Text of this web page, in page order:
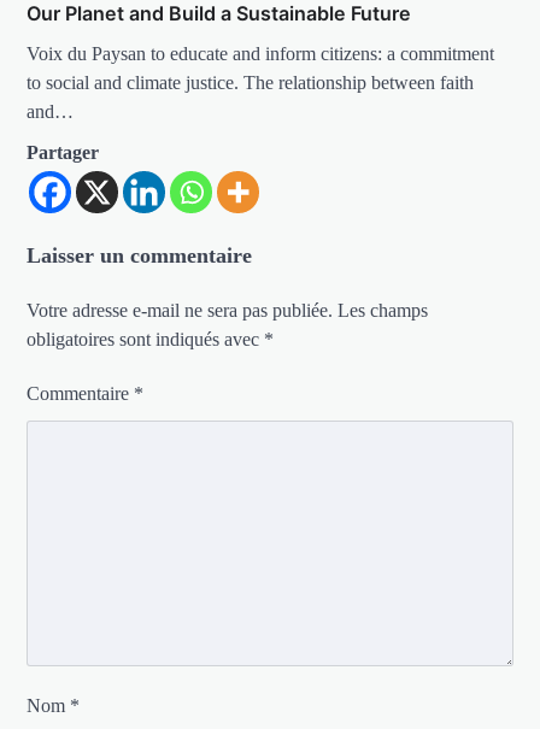
Our Planet and Build a Sustainable Future
Voix du Paysan to educate and inform citizens: a commitment
to social and climate justice. The relationship between faith
and…
Partager
Laisser un commentaire
Votre adresse e-mail ne sera pas publiée. Les champs
obligatoires sont indiqués avec *
Commentaire *
Nom *